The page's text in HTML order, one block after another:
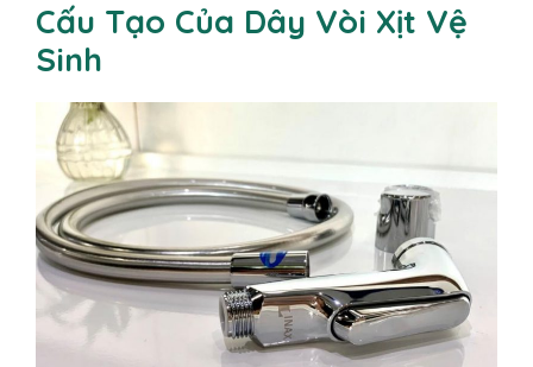
Cấu Tạo Của Dây Vòi Xịt Vệ
Sinh